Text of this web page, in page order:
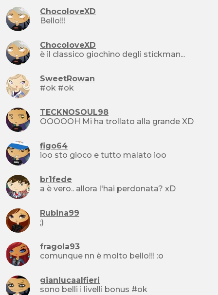
ChocoloveXD
Bello!!!
ChocoloveXD
è il classico giochino degli stickman...
SweetRowan
#ok #ok
TECKNOSOUL98
OOOOOH Mi ha trollato alla grande XD
figo64
ioo sto gioco e tutto malato ioo
br1fede
a è vero.. allora l'hai perdonata? xD
Rubina99
;)
fragola93
comunque nn è molto bello!!! :o
gianlucaalfieri
sono belli i livelli bonus #ok